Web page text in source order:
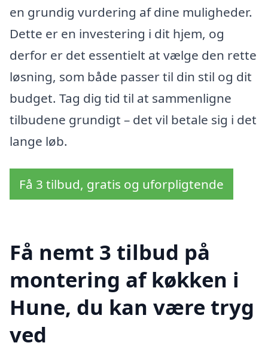
en grundig vurdering af dine muligheder.
Dette er en investering i dit hjem, og
derfor er det essentielt at vælge den rette
løsning, som både passer til din stil og dit
budget. Tag dig tid til at sammenligne
tilbudene grundigt – det vil betale sig i det
lange løb.
Få 3 tilbud, gratis og uforpligtende
Få nemt 3 tilbud på
montering af køkken i
Hune, du kan være tryg
ved